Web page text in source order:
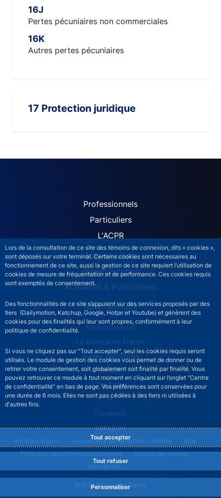
Lors de la consultation de ce site des témoins de connexion, dits « cookies »,
sont déposés sur votre terminal. Certains cookies sont nécessaires au
fonctionnement de ce site, aussi la gestion de ce site requiert l’utilisation de
cookies de mesure de fréquentation et de performance. Ces cookies requis
sont exemptés de consentement.
Des fonctionnalités de ce site s’appuient sur des services proposés par des
tiers (Dailymotion, Katchup, Google, Hotjar et Youtube) et génèrent des
cookies pour des finalités qui leur sont propres, conformément à leur
politique de confidentialité.
Si vous ne cliquez pas sur "Tout accepter", seul les cookies requis seront
utilisés. Le module de gestion des cookies vous permet de donner ou de
retirer votre consentement, soit globalement soit finalité par finalité. Vous
pouvez retrouver ce module à tout moment en cliquant sur l’onglet "Centre
de confidentialité" en bas de page. Vos préférences sont conservées pour
une durée de 6 mois. Elles ne sont pas cédées à des tiers ni utilisées à
d'autres fins.
Tout accepter
Tout refuser
Personnaliser
16J
Pertes pécuniaires non commerciales
16K
Autres pertes pécuniaires
17 Protection juridique
ACPR site navigation
Professionnels
Particuliers
L'ACPR
Nos missions
Réglementation
Actualités & Publications
Nous rejoindre
ACPR footer secondary menu (French)
Nous contacter
La Banque de France
Autres institutions
LinkedIn
YouTube
X
Facebook
Instagram
©2026 Banque de France
ACPR footer legal notice menu
Mentions légales Accessibilité partiellement conforme
Aide
Protection des données personnelles
Gestion des cookies
Plan du site